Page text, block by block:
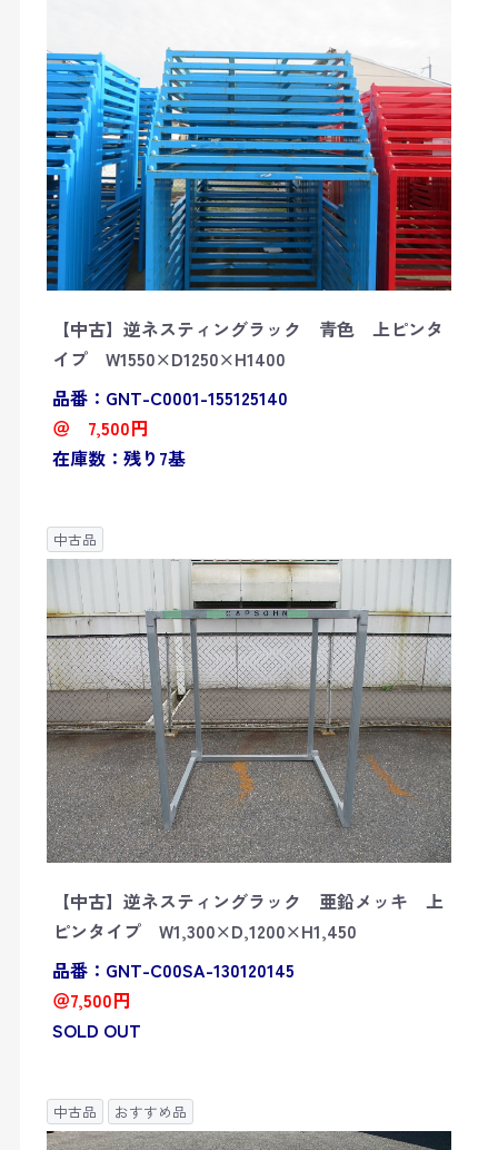
【中古】逆ネスティングラック 青色 上ピンタ
イプ W1550×D1250×H1400
品番：GNT-C0001-155125140
＠ 7,500円
在庫数：残り7基
中古品
【中古】逆ネスティングラック 亜鉛メッキ 上
ピンタイプ W1,300×D,1200×H1,450
品番：GNT-C00SA-130120145
＠7,500円
SOLD OUT
中古品 おすすめ品